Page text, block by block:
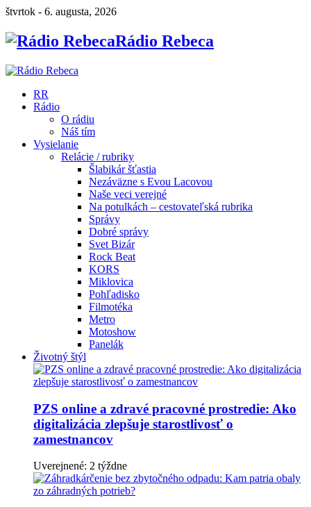
štvrtok - 6. augusta, 2026
Rádio Rebeca
RR
Rádio
O rádiu
Náš tím
Vysielanie
Relácie / rubriky
Šlabikár šťastia
Nezáväzne s Evou Lacovou
Naše veci verejné
Na potulkách – cestovateľská rubrika
Správy
Dobré správy
Svet Bizár
Rock Beat
KORS
Miklovica
Pohľadisko
Filmotéka
Metro
Motoshow
Panelák
Životný štýl
PZS online a zdravé pracovné prostredie: Ako
digitalizácia zlepšuje starostlivosť o
zamestnancov
Uverejnené: 2 týždne